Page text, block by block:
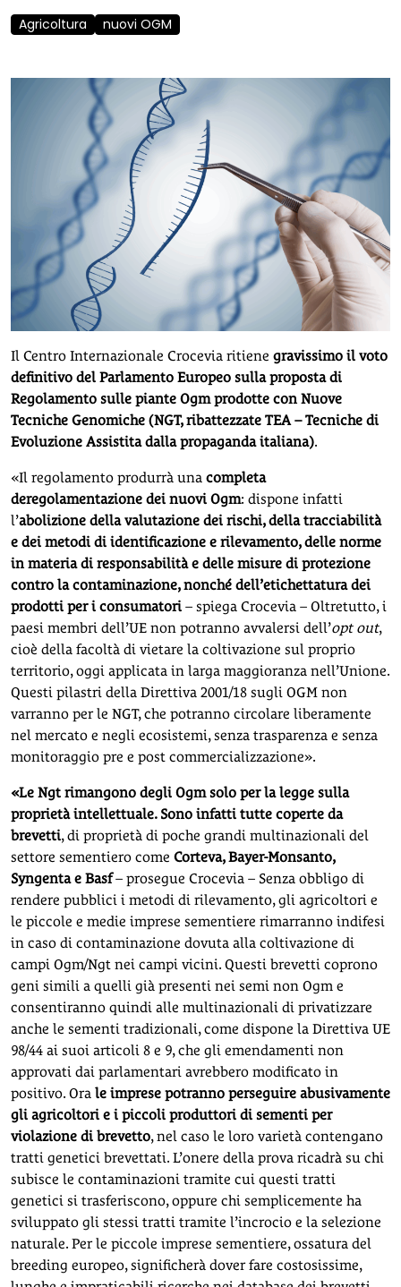
Agricoltura
nuovi OGM
Il Centro Internazionale Crocevia ritiene gravissimo il voto
definitivo del Parlamento Europeo sulla proposta di
Regolamento sulle piante Ogm prodotte con Nuove
Tecniche Genomiche (NGT, ribattezzate TEA – Tecniche di
Evoluzione Assistita dalla propaganda italiana).
«Il regolamento produrrà una completa
deregolamentazione dei nuovi Ogm: dispone infatti
l’abolizione della valutazione dei rischi, della tracciabilità
e dei metodi di identificazione e rilevamento, delle norme
in materia di responsabilità e delle misure di protezione
contro la contaminazione, nonché dell’etichettatura dei
prodotti per i consumatori – spiega Crocevia – Oltretutto, i
paesi membri dell’UE non potranno avvalersi dell’opt out,
cioè della facoltà di vietare la coltivazione sul proprio
territorio, oggi applicata in larga maggioranza nell’Unione.
Questi pilastri della Direttiva 2001/18 sugli OGM non
varranno per le NGT, che potranno circolare liberamente
nel mercato e negli ecosistemi, senza trasparenza e senza
monitoraggio pre e post commercializzazione».
«Le Ngt rimangono degli Ogm solo per la legge sulla
proprietà intellettuale. Sono infatti tutte coperte da
brevetti, di proprietà di poche grandi multinazionali del
settore sementiero come Corteva, Bayer-Monsanto,
Syngenta e Basf– prosegue Crocevia – Senza obbligo di
rendere pubblici i metodi di rilevamento, gli agricoltori e
le piccole e medie imprese sementiere rimarranno indifesi
in caso di contaminazione dovuta alla coltivazione di
campi Ogm/Ngt nei campi vicini. Questi brevetti coprono
geni simili a quelli già presenti nei semi non Ogm e
consentiranno quindi alle multinazionali di privatizzare
anche le sementi tradizionali, come dispone la Direttiva UE
98/44 ai suoi articoli 8 e 9, che gli emendamenti non
approvati dai parlamentari avrebbero modificato in
positivo. Ora le imprese potranno perseguire abusivamente
gli agricoltori e i piccoli produttori di sementi per
violazione di brevetto, nel caso le loro varietà contengano
tratti genetici brevettati. L’onere della prova ricadrà su chi
subisce le contaminazioni tramite cui questi tratti
genetici si trasferiscono, oppure chi semplicemente ha
sviluppato gli stessi tratti tramite l’incrocio e la selezione
naturale. Per le piccole imprese sementiere, ossatura del
breeding europeo, significherà dover fare costosissime,